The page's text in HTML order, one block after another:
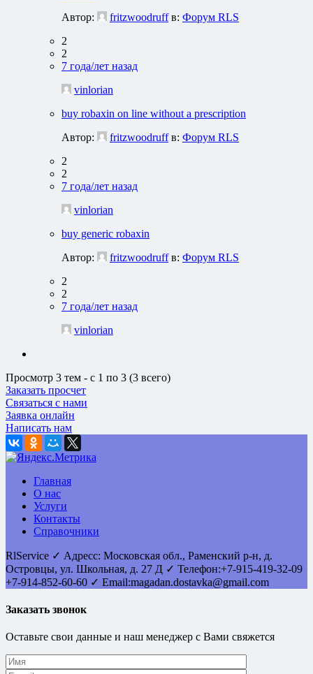
Автор:
fritzwoodruff в: Форум RLS
2
2
7 года/лет назад
vinlorian
buy robaxin on line without a prescription
Автор:
fritzwoodruff в: Форум RLS
2
2
7 года/лет назад
vinlorian
buy generic robaxin
Автор:
fritzwoodruff в: Форум RLS
2
2
7 года/лет назад
vinlorian
Просмотр 3 тем - с 1 по 3 (3 всего)
Заказать просчет
Связаться с нами
Заявка онлайн
Написать нам
Главная
О нас
Услуги
Контакты
Справочники
RlService ✓ Адресс: Московская обл., Раменский р-н, д.
Островцы, ул. Школьная, д. 27 Д ✓ Телефон:+7-915-419-32-09
+7-914-852-60-60 ✓ Email:magadan.dostavka@gmail.com
Заказать звонок
Оставьте свои данные и наш менеджер с Вами свяжется